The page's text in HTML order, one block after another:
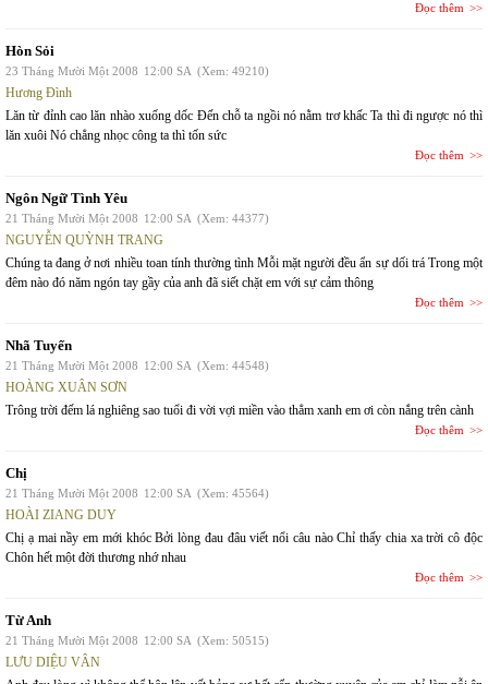
Đọc thêm
Hòn Sỏi
23 Tháng Mười Một 2008 12:00 SA (Xem: 49210)
Hương Đình
Lăn từ đỉnh cao lăn nhào xuống dốc Đến chỗ ta ngồi nó nằm trơ khấc Ta thì đi ngược nó thì
lăn xuôi Nó chẳng nhọc công ta thì tốn sức
Đọc thêm
Ngôn Ngữ Tình Yêu
21 Tháng Mười Một 2008 12:00 SA (Xem: 44377)
NGUYỄN QUỲNH TRANG
Chúng ta đang ở nơi nhiều toan tính thường tình Mỗi mặt người đều ẩn sự dối trá Trong một
đêm nào đó năm ngón tay gầy của anh đã siết chặt em với sự cảm thông
Đọc thêm
Nhã Tuyến
21 Tháng Mười Một 2008 12:00 SA (Xem: 44548)
HOÀNG XUÂN SƠN
Trông trời đếm lá nghiêng sao tuổi đi vời vợi miền vào thẳm xanh em ơi còn nắng trên cành
Đọc thêm
Chị
21 Tháng Mười Một 2008 12:00 SA (Xem: 45564)
HOÀI ZIANG DUY
Chị ạ mai nầy em mới khóc Bởi lòng đau đâu viết nổi câu nào Chỉ thấy chia xa trời cô độc
Chôn hết một đời thương nhớ nhau
Đọc thêm
Từ Anh
21 Tháng Mười Một 2008 12:00 SA (Xem: 50515)
LƯU DIỆU VÂN